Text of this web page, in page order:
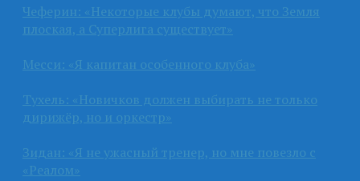
Чеферин: «Некоторые клубы думают, что Земля
плоская, а Суперлига существует»
Месси: «Я капитан особенного клуба»
Тухель: «Новичков должен выбирать не только
дирижёр, но и оркестр»
Зидан: «Я не ужасный тренер, но мне повезло с
«Реалом»